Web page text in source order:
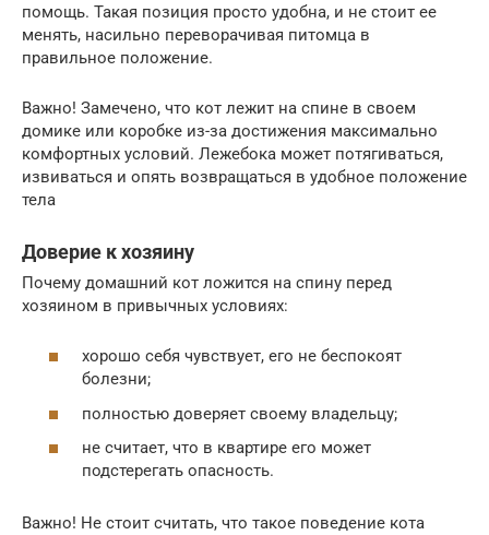
помощь. Такая позиция просто удобна, и не стоит ее
менять, насильно переворачивая питомца в
правильное положение.
Важно! Замечено, что кот лежит на спине в своем
домике или коробке из-за достижения максимально
комфортных условий. Лежебока может потягиваться,
извиваться и опять возвращаться в удобное положение
тела
Доверие к хозяину
Почему домашний кот ложится на спину перед
хозяином в привычных условиях:
хорошо себя чувствует, его не беспокоят
болезни;
полностью доверяет своему владельцу;
не считает, что в квартире его может
подстерегать опасность.
Важно! Не стоит считать, что такое поведение кота